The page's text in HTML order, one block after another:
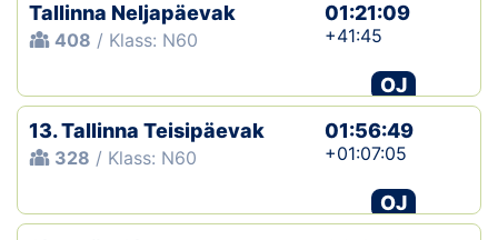
Tallinna Neljapäevak
408 / Klass: N60
01:21:09
+41:45
OJ
13. Tallinna Teisipäevak
328 / Klass: N60
01:56:49
+01:07:05
OJ